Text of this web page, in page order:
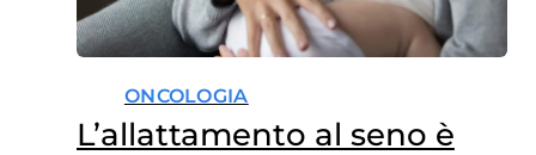
ONCOLOGIA
L’allattamento al seno è